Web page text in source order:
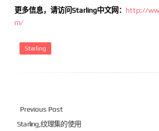
更多信息，请访问Starling中文网： http://
m/
Starling
Previous Post
Starling,纹理集的使用